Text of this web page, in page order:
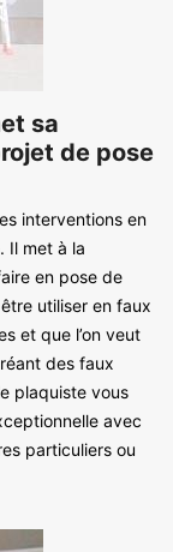
sa
de pose
interventions en
Il met à la
en pose de
utiliser en faux
et que l’on veut
des faux
plaquiste vous
avec
particuliers ou